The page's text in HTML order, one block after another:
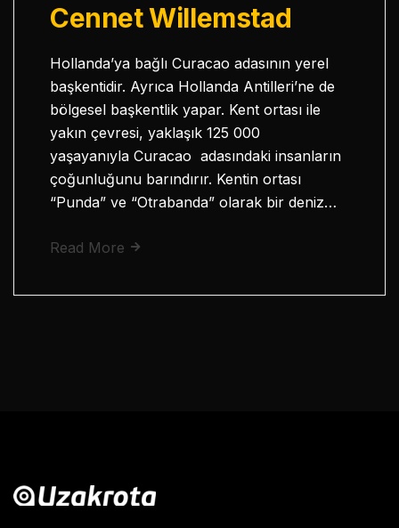
Cennet Willemstad
Hollanda’ya bağlı Curacao adasının yerel
başkentidir. Ayrıca Hollanda Antilleri’ne de
bölgesel başkentlik yapar. Kent ortası ile
yakın çevresi, yaklaşık 125 000
yaşayanıyla Curacao adasındaki insanların
çoğunluğunu barındırır. Kentin ortası
“Punda” ve “Otrabanda” olarak bir deniz…
Read More